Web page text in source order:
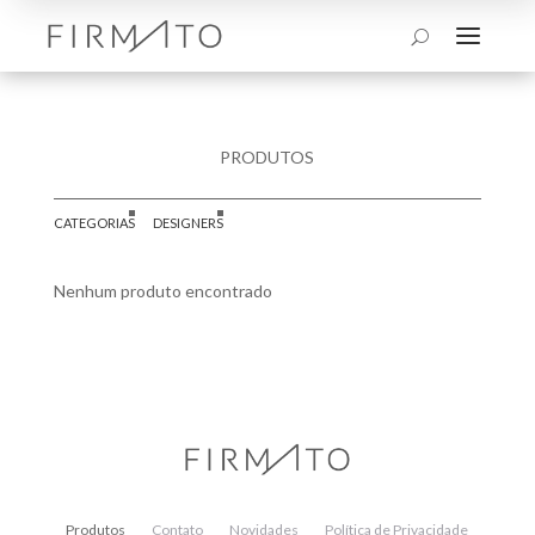
U a
PRODUTOS
CATEGORIAS DESIGNERS
Nenhum produto encontrado
Produtos Contato Novidades
Política de Privacidade